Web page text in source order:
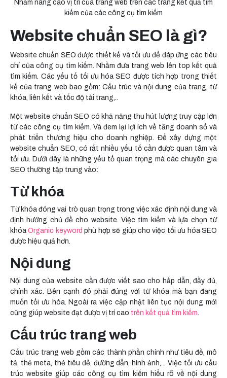
Website chuẩn SEO là gì?
Website chuẩn SEO được thiết kế và tối ưu để đáp ứng các tiêu
chí của công cụ tìm kiếm. Nhằm đưa trang web lên top kết quả
tìm kiếm. Các yếu tố tối ưu hóa SEO được tích hợp trong thiết
kế của trang web bao gồm: Cấu trúc và nội dung của trang, từ
khóa, liên kết và tốc độ tải trang,..
Một website chuẩn SEO có khả năng thu hút lượng truy cập lớn
từ các công cụ tìm kiếm. Và đem lại lợi ích về tăng doanh số và
phát triển thương hiệu cho doanh nghiệp. Để xây dựng một
website chuẩn SEO, có rất nhiều yếu tố cần được quan tâm và
tối ưu. Dưới đây là những yếu tố quan trọng mà các chuyên gia
SEO thường tập trung vào:
Từ khóa
Từ khóa đóng vai trò quan trọng trong việc xác định nội dung và
định hướng chủ đề cho website. Việc tìm kiếm và lựa chọn từ
khóaOrganic keyword phù hợp sẽ giúp cho việc tối ưu hóa SEO
được hiệu quả hơn.
Nội dung
Nội dung của website cần được viết sao cho hấp dẫn, đầy đủ,
chính xác. Bên cạnh đó phải đúng với từ khóa mà bạn đang
muốn tối ưu hóa. Ngoài ra việc cập nhật liên tục nội dung mới
cũng giúp website đạt được vị trí cao trên kết quả tìm kiếm.
Cấu trúc trang web
Cấu trúc trang web gồm các thành phần chính như tiêu đề, mô
tả, thẻ meta, thẻ tiêu đề, đường dẫn, hình ảnh,... Việc tối ưu cấu
trúc website giúp các công cụ tìm kiếm hiểu rõ về nội dung